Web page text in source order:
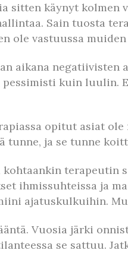
sitten käynyt
Sain tuosta
ole vastuussa
aikana negatiivisten
kuin luulin.
opitut asiat
tunne, ja se tunne
terapeutin
ihmissuhteissa ja
ajatuskulkuihin.
Vuosia järki
se sattuu.